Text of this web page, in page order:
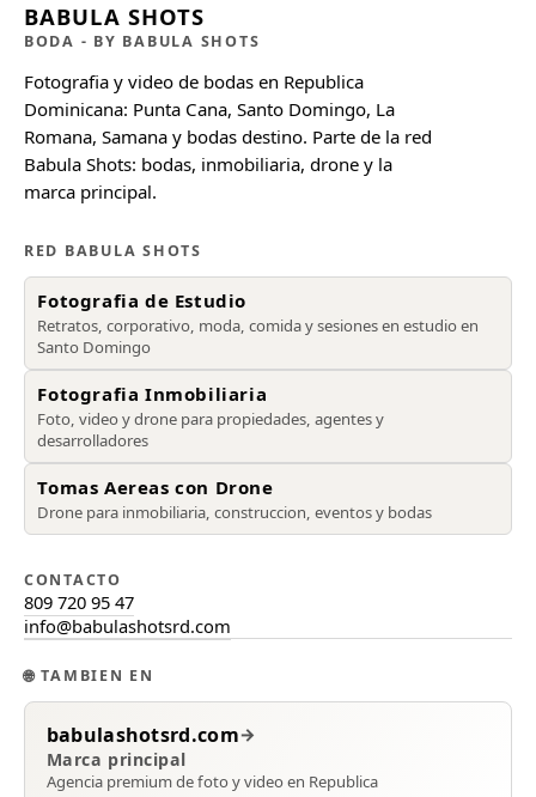
BABULA SHOTS
BODA - BY BABULA SHOTS
Fotografia y video de bodas en Republica
Dominicana: Punta Cana, Santo Domingo, La
Romana, Samana y bodas destino. Parte de la red
Babula Shots: bodas, inmobiliaria, drone y la
marca principal.
RED BABULA SHOTS
Fotografia de Estudio
Retratos, corporativo, moda, comida y sesiones en estudio en
Santo Domingo
Fotografia Inmobiliaria
Foto, video y drone para propiedades, agentes y
desarrolladores
Tomas Aereas con Drone
Drone para inmobiliaria, construccion, eventos y bodas
CONTACTO
809 720 95 47
info@babulashotsrd.com
🌐TAMBIEN EN
babulashotsrd.com→
Marca principal
Agencia premium de foto y video en Republica